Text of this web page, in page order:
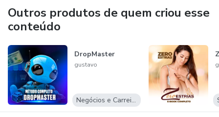
Se tiver dúvidas ou quiser saber mais, entre em contato!
Outros produtos de quem criou esse
conteúdo
DropMaster
gustavo
Negócios e Carreira